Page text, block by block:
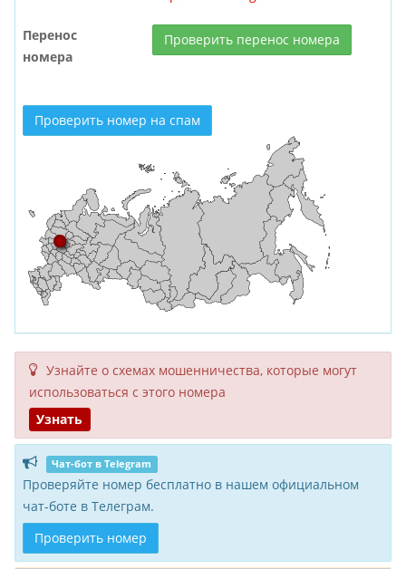
Перенос
номера
Проверить перенос номера
Проверить номер на спам
Узнайте о схемах мошенни­чества, кото­рые могут
исполь­зоваться с этого номера
Узнать
Чат-бот в Telegram
Проверяйте номер бесплатно в нашем официальном
чат-боте в Телеграм.
Проверить номер